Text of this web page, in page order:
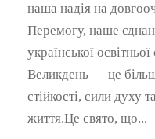
наша надія на
Перемогу, наше
української
Великдень — це
стійкості, сили духу
життя.Це свято, що...